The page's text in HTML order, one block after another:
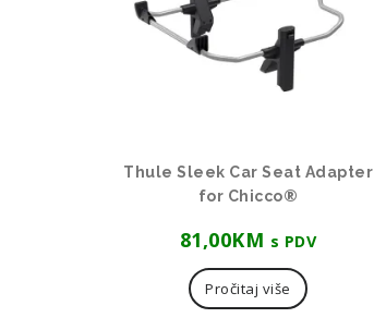
Thule Sleek Car Seat Adapter
for Chicco®
81,00KM s PDV
Pročitaj više